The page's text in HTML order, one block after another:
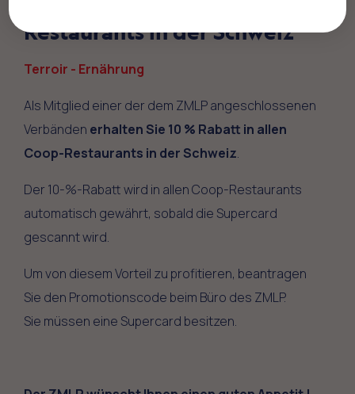
Restaurants in der Schweiz
Terroir - Ernährung
Als Mitglied einer der dem ZMLP angeschlossenen
Verbänden erhalten Sie 10 % Rabatt in allen
Coop-Restaurants in der Schweiz.
Der 10-%-Rabatt wird in allen Coop-Restaurants
automatisch gewährt, sobald die Supercard
gescannt wird.
Um von diesem Vorteil zu profitieren, beantragen
Sie den Promotionscode beim Büro des ZMLP.
Sie müssen eine Supercard besitzen.